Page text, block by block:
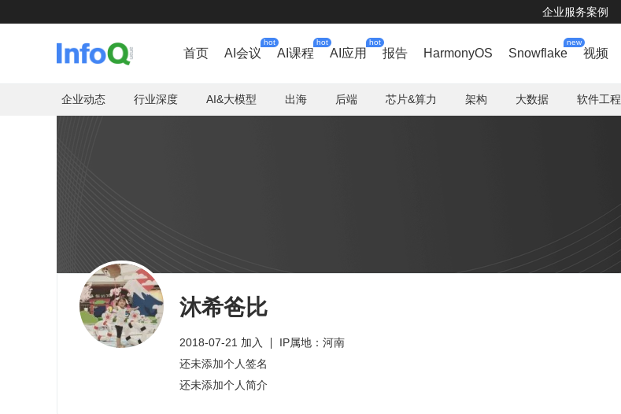
企业服务案例
首页 AI会议
hot
AI课程
hot
AI应用
hot
报告 HarmonyOS Snowflake
new
视频
企业动态 行业深度 AI&大模型 出海 后端 芯片&算力 架构 大数据 软件工程
沐希爸比
2018-07-21 加入
IP属地：河南
还未添加个人签名
还未添加个人简介